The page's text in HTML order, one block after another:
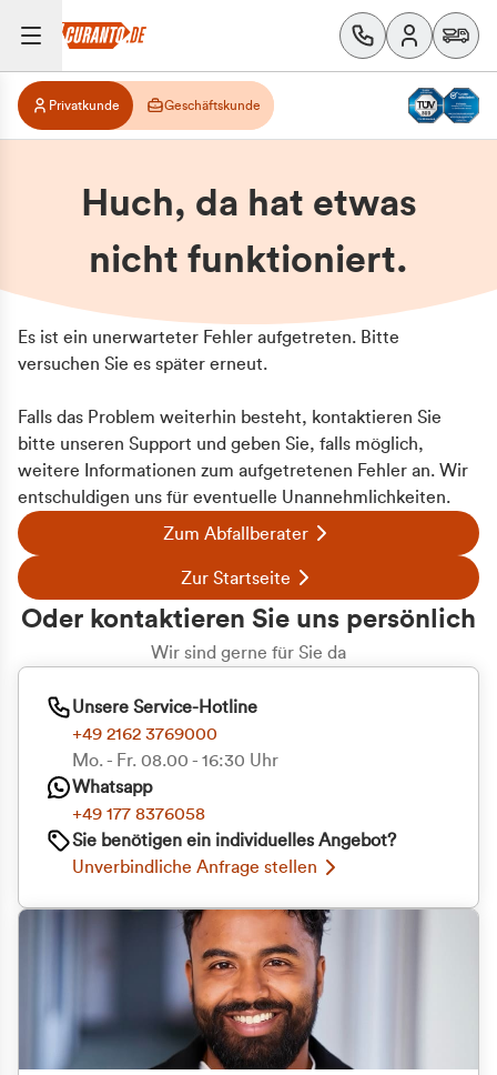
Privatkunde Geschäftskunde
Huch, da hat etwas
nicht funktioniert.
Es ist ein unerwarteter Fehler aufgetreten. Bitte
versuchen Sie es später erneut.
Falls das Problem weiterhin besteht, kontaktieren Sie
bitte unseren Support und geben Sie, falls möglich,
weitere Informationen zum aufgetretenen Fehler an. Wir
entschuldigen uns für eventuelle Unannehmlichkeiten.
Zum Abfallberater
Zur Startseite
Oder kontaktieren Sie uns persönlich
Wir sind gerne für Sie da
Unsere Service-Hotline
+49 2162 3769000
Mo. - Fr. 08.00 - 16:30 Uhr
Whatsapp
+49 177 8376058
Sie benötigen ein individuelles Angebot?
Unverbindliche Anfrage stellen